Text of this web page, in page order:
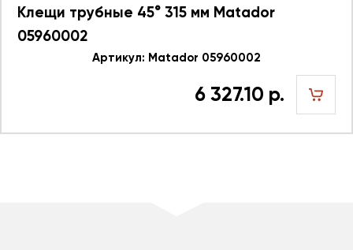
Клещи трубные 45° 315 мм Matador
05960002
Артикул: Matador 05960002
6 327.10 р.